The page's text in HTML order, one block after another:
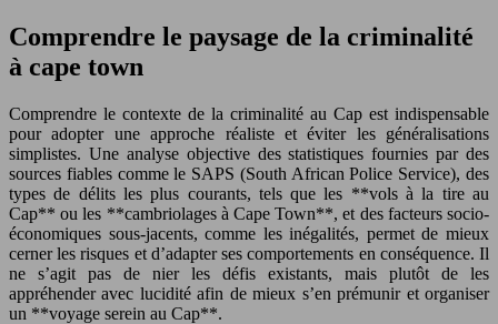
Comprendre le paysage de la criminalité
à cape town
Comprendre le contexte de la criminalité au Cap est indispensable
pour adopter une approche réaliste et éviter les généralisations
simplistes. Une analyse objective des statistiques fournies par des
sources fiables comme le SAPS (South African Police Service), des
types de délits les plus courants, tels que les **vols à la tire au
Cap** ou les **cambriolages à Cape Town**, et des facteurs socio-
économiques sous-jacents, comme les inégalités, permet de mieux
cerner les risques et d’adapter ses comportements en conséquence. Il
ne s’agit pas de nier les défis existants, mais plutôt de les
appréhender avec lucidité afin de mieux s’en prémunir et organiser
un **voyage serein au Cap**.